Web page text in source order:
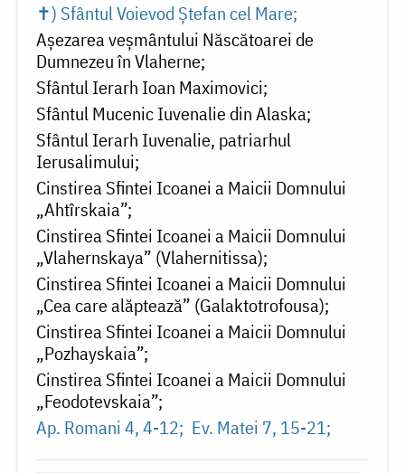
✝) Sfântul Voievod Ștefan cel Mare
Așezarea veșmântului Născătoarei de
Dumnezeu în Vlaherne
Sfântul Ierarh Ioan Maximovici
Sfântul Mucenic Iuvenalie din Alaska
Sfântul Ierarh Iuvenalie, patriarhul
Ierusalimului
Cinstirea Sfintei Icoanei a Maicii Domnului
„Ahtîrskaia”
Cinstirea Sfintei Icoanei a Maicii Domnului
„Vlahernskaya” (Vlahernitissa)
Cinstirea Sfintei Icoanei a Maicii Domnului
„Cea care alăptează” (Galaktotrofousa)
Cinstirea Sfintei Icoanei a Maicii Domnului
„Pozhayskaia”
Cinstirea Sfintei Icoanei a Maicii Domnului
„Feodotevskaia”
Ap. Romani 4, 4-12 Ev. Matei 7, 15-21